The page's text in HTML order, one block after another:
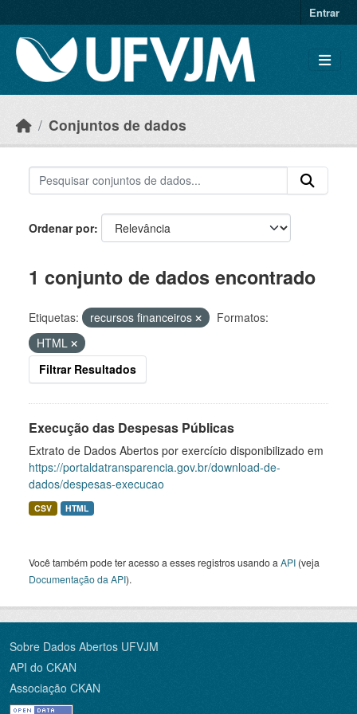
Entrar
Conjuntos de dados
Ordenar por
1 conjunto de dados encontrado
Etiquetas: recursos financeiros
Formatos:
HTML
Filtrar Resultados
Execução das Despesas Públicas
Extrato de Dados Abertos por exercício disponibilizado em
https://portaldatransparencia.gov.br/download-de-
dados/despesas-execucao
CSV HTML
Você também pode ter acesso a esses registros usando a API (veja
Documentação da API).
Sobre Dados Abertos UFVJM
API do CKAN
Associação CKAN